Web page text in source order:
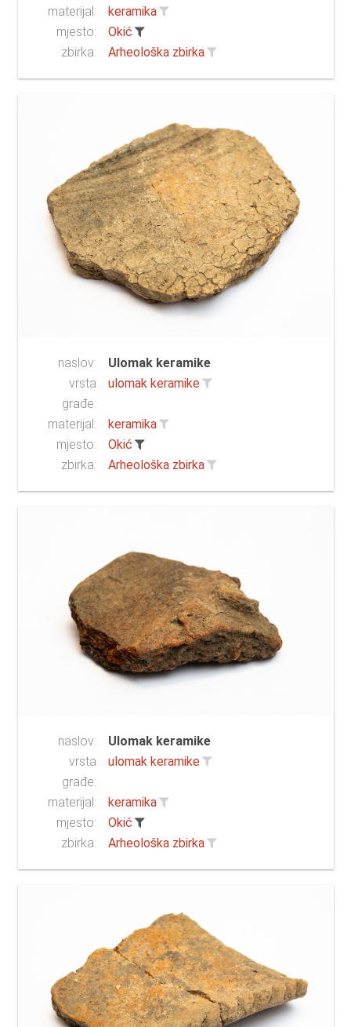
materijal:
keramika
mjesto:
Okić
zbirka:
Arheološka zbirka
naslov:
Ulomak keramike
vrsta
građe:
ulomak keramike
materijal:
keramika
mjesto:
Okić
zbirka:
Arheološka zbirka
naslov:
Ulomak keramike
vrsta
građe:
ulomak keramike
materijal:
keramika
mjesto:
Okić
zbirka:
Arheološka zbirka